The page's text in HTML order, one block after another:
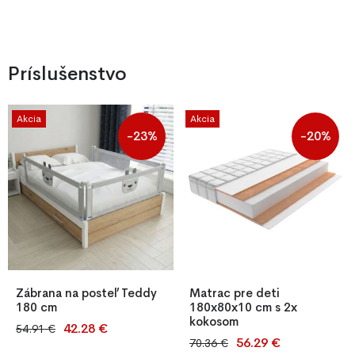
Príslušenstvo
Akcia
-23%
Zábrana na posteľ Teddy
180 cm
Bezpečnostná zábrana Teddy
54.91 € 42.28 €
Akcia
-20%
Matrac pre deti
180x80x10 cm s 2x
kokosom
Penový detský matrac 180x80
70.36 € 56.29 €